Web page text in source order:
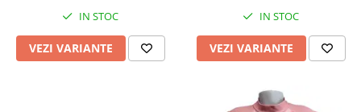
IN STOC
VEZI VARIANTE
IN STOC
VEZI VARIANTE